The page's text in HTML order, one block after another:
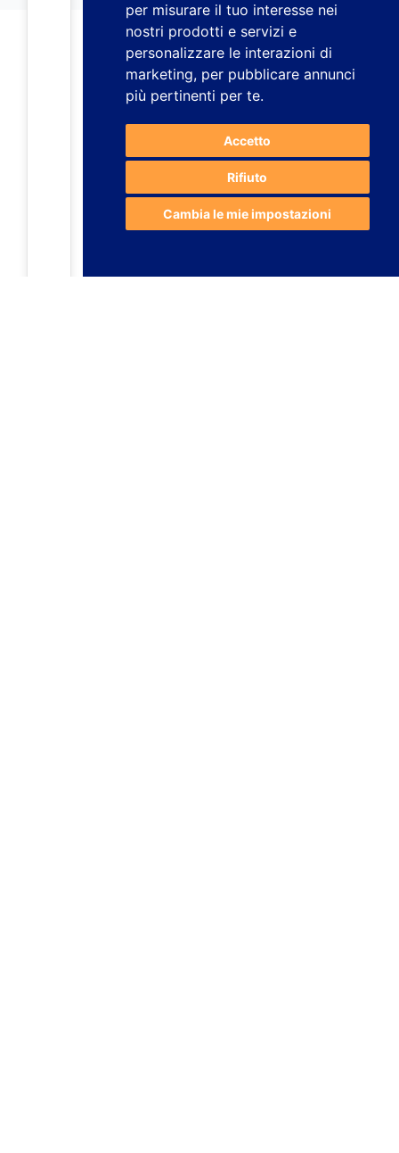
per misurare il tuo interesse nei
nostri prodotti e servizi e
personalizzare le interazioni di
marketing, per pubblicare annunci
più pertinenti per te.
Accetto
Rifiuto
Cambia le mie impostazioni